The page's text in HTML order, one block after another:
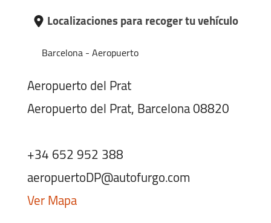
Localizaciones para recoger tu vehículo
Barcelona - Aeropuerto
Aeropuerto del Prat
Aeropuerto del Prat, Barcelona 08820
+34 652 952 388
aeropuertoDP@autofurgo.com
Ver Mapa